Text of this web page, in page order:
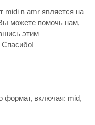
midi в amr является на
можете помочь нам,
этим
Спасибо!
формат, включая: mid,